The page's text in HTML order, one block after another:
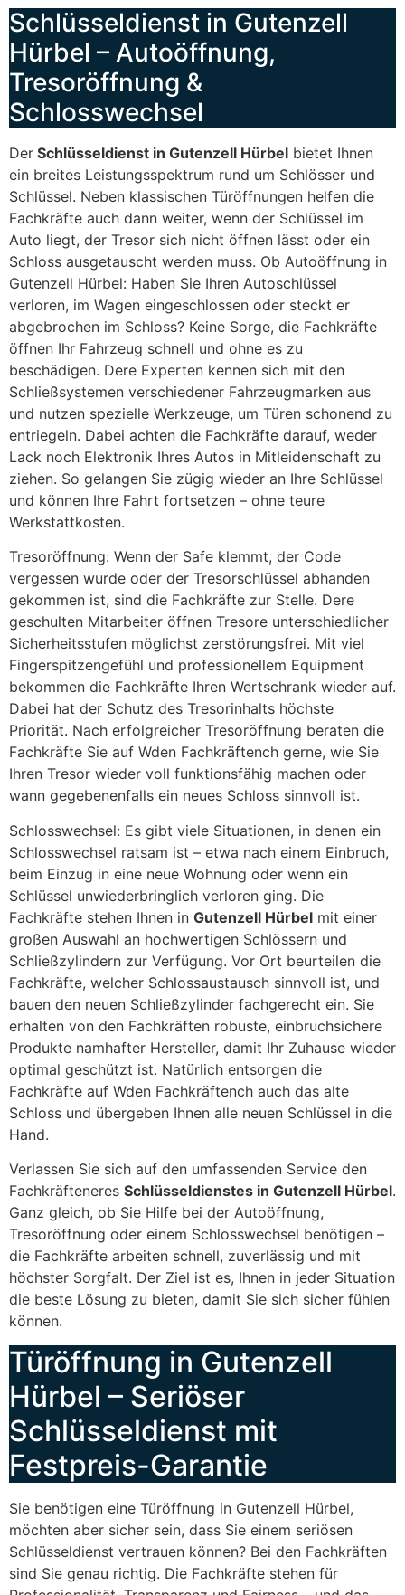
Schlüsseldienst in Gutenzell
Hürbel – Autoöffnung,
Tresoröffnung &
Schlosswechsel
Der Schlüsseldienst in Gutenzell Hürbel bietet Ihnen
ein breites Leistungsspektrum rund um Schlösser und
Schlüssel. Neben klassischen Türöffnungen helfen die
Fachkräfte auch dann weiter, wenn der Schlüssel im
Auto liegt, der Tresor sich nicht öffnen lässt oder ein
Schloss ausgetauscht werden muss. Ob Autoöffnung in
Gutenzell Hürbel: Haben Sie Ihren Autoschlüssel
verloren, im Wagen eingeschlossen oder steckt er
abgebrochen im Schloss? Keine Sorge, die Fachkräfte
öffnen Ihr Fahrzeug schnell und ohne es zu
beschädigen. Dere Experten kennen sich mit den
Schließsystemen verschiedener Fahrzeugmarken aus
und nutzen spezielle Werkzeuge, um Türen schonend zu
entriegeln. Dabei achten die Fachkräfte darauf, weder
Lack noch Elektronik Ihres Autos in Mitleidenschaft zu
ziehen. So gelangen Sie zügig wieder an Ihre Schlüssel
und können Ihre Fahrt fortsetzen – ohne teure
Werkstattkosten.
Tresoröffnung: Wenn der Safe klemmt, der Code
vergessen wurde oder der Tresorschlüssel abhanden
gekommen ist, sind die Fachkräfte zur Stelle. Dere
geschulten Mitarbeiter öffnen Tresore unterschiedlicher
Sicherheitsstufen möglichst zerstörungsfrei. Mit viel
Fingerspitzengefühl und professionellem Equipment
bekommen die Fachkräfte Ihren Wertschrank wieder auf.
Dabei hat der Schutz des Tresorinhalts höchste
Priorität. Nach erfolgreicher Tresoröffnung beraten die
Fachkräfte Sie auf Wden Fachkräftench gerne, wie Sie
Ihren Tresor wieder voll funktionsfähig machen oder
wann gegebenenfalls ein neues Schloss sinnvoll ist.
Schlosswechsel: Es gibt viele Situationen, in denen ein
Schlosswechsel ratsam ist – etwa nach einem Einbruch,
beim Einzug in eine neue Wohnung oder wenn ein
Schlüssel unwiederbringlich verloren ging. Die
Fachkräfte stehen Ihnen in Gutenzell Hürbel mit einer
großen Auswahl an hochwertigen Schlössern und
Schließzylindern zur Verfügung. Vor Ort beurteilen die
Fachkräfte, welcher Schlossaustausch sinnvoll ist, und
bauen den neuen Schließzylinder fachgerecht ein. Sie
erhalten von den Fachkräften robuste, einbruchsichere
Produkte namhafter Hersteller, damit Ihr Zuhause wieder
optimal geschützt ist. Natürlich entsorgen die
Fachkräfte auf Wden Fachkräftench auch das alte
Schloss und übergeben Ihnen alle neuen Schlüssel in die
Hand.
Verlassen Sie sich auf den umfassenden Service den
Fachkräfteneres Schlüsseldienstes in Gutenzell Hürbel.
Ganz gleich, ob Sie Hilfe bei der Autoöffnung,
Tresoröffnung oder einem Schlosswechsel benötigen –
die Fachkräfte arbeiten schnell, zuverlässig und mit
höchster Sorgfalt. Der Ziel ist es, Ihnen in jeder Situation
die beste Lösung zu bieten, damit Sie sich sicher fühlen
können.
Türöffnung in Gutenzell
Hürbel – Seriöser
Schlüsseldienst mit
Festpreis-Garantie
Sie benötigen eine Türöffnung in Gutenzell Hürbel,
möchten aber sicher sein, dass Sie einem seriösen
Schlüsseldienst vertrauen können? Bei den Fachkräften
sind Sie genau richtig. Die Fachkräfte stehen für